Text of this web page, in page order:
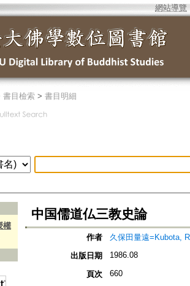
網站導覽
書目檢索 > 書目明細
權
中国儒道仏三教史論
作者
久保田量遠=Kubota,
出版日期
1986.08
頁次 660